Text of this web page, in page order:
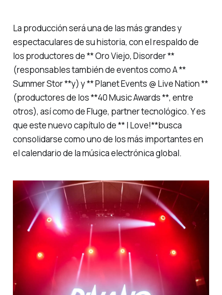
La producción será una de las más grandes y
espectaculares de su historia, con el respaldo de
los productores de ** Oro Viejo, Disorder **
(responsables también de eventos como A **
Summer Stor **y) y ** Planet Events @ Live Nation **
(productores de los **40 Music Awards **, entre
otros), así como de Fluge, partner tecnológico. Y es
que este nuevo capítulo de ** I Love!**busca
consolidarse como uno de los más importantes en
el calendario de la música electrónica global.